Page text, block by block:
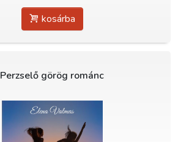
kosárba
Perzselő görög románc